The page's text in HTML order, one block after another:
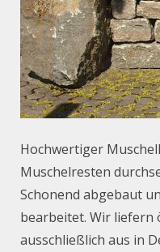
Hochwertiger
Muschelresten
Schonend abgebaut
bearbeitet. Wir liefern
ausschließlich aus in